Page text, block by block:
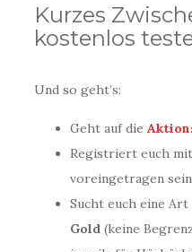
Kurzes
kostenlos
Und so geht’s:
Geht auf die
Registriert euch
voreingetragen
Sucht euch eine Art
Gold (keine